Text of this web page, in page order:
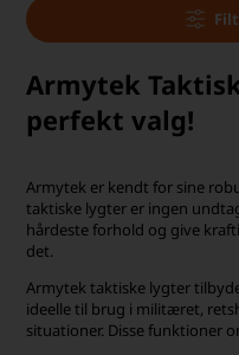
Armytek
perfekt valg!
Armytek er kendt for sine
taktiske lygter er ingen
hårdeste forhold og give
det.
Armytek taktiske lygter
ideelle til brug i militæret,
situationer. Disse funktioner